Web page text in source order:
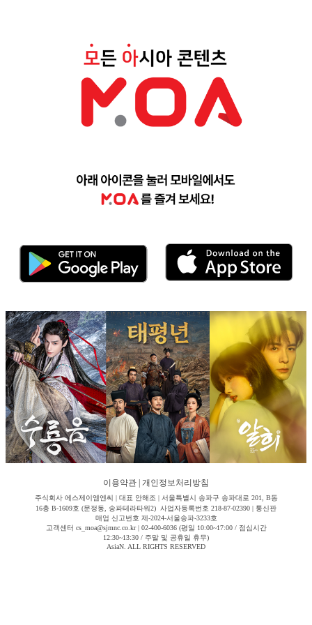
이용약관 개인정보처리방침
주식회사 에스제이엠엔씨 | 대표 안해조 | 서울특별시 송파구 송파대로 201, B동
16층 B-1609호 (문정동, 송파테라타워2) 사업자등록번호 218-87-02390 | 통신판
매업 신고번호 제-2024-서울송파-3233호
고객센터 cs_moa@sjmnc.co.kr | 02-400-6036 (평일 10:00~17:00 / 점심시간
12:30~13:30 / 주말 및 공휴일 휴무)
AsiaN. ALL RIGHTS RESERVED